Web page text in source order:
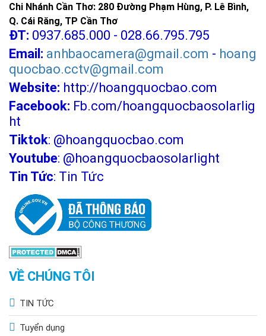
Chi Nhánh Cần Thơ: 280 Đường Phạm Hùng, P. Lê Bình,
Q. Cái Răng, TP Cần Thơ
ĐT: 0937.685.000 - 028.66.795.795
Email: anhbaocamera@gmail.com - hoang
quocbao.cctv@gmail.com
Website: http://hoangquocbao.com
Facebook: Fb.com/hoangquocbaosolarlig
ht
Tiktok: @hoangquocbao.com
Youtube: @hoangquocbaosolarlight
Tin Tức: Tin Tức
VỀ CHÚNG TÔI
TIN TỨC
Tuyển dụng